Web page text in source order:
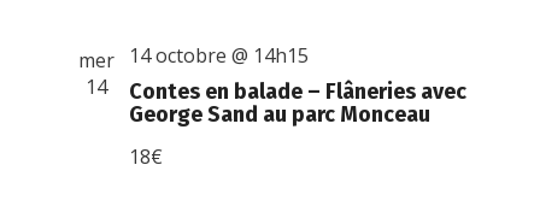
mer
14
Contes en balade – Flâneries avec
George Sand au parc Monceau
14 octobre @ 14h15
18€